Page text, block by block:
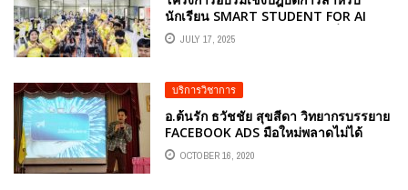
นักเรียน SMART STUDENT FOR AI
GENERATION โดยวิทยากรผู้เชี่ยวชาญ
ด้าน AI อ.ดร.ต้นรัก ธวัชชัย สุขสีดา
JULY 17, 2025
บริการวิชาการ
อ.ต้นรัก ธวัชชัย สุขสีดา วิทยากรบรรยาย
FACEBOOK ADS มือใหม่พลาดไม่ได้
OCTOBER 16, 2020